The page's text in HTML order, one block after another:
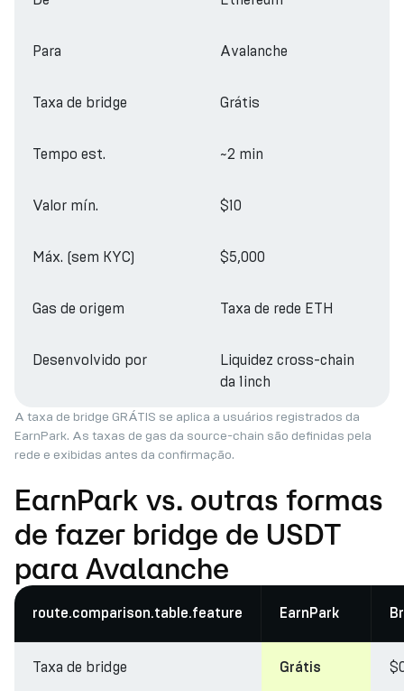
Para Avalanche
Taxa de bridge Grátis
Tempo est. ~2 min
Valor mín. $10
Máx. (sem KYC) $5,000
Gas de origem Taxa de rede ETH
Desenvolvido por
Liquidez cross-chain
da 1inch
A taxa de bridge GRÁTIS se aplica a usuários registrados da
EarnPark. As taxas de gas da source-chain são definidas pela
rede e exibidas antes da confirmação.
EarnPark vs. outras formas
de fazer bridge de USDT
para Avalanche
route.comparison.table.feature EarnPark
Taxa de bridge Grátis